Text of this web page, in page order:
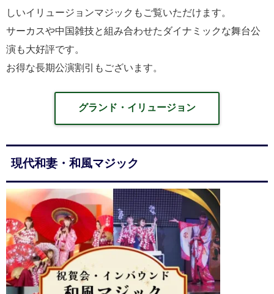
しいイリュージョンマジックもご覧いただけます。
サーカスや中国雑技と組み合わせたダイナミックな舞台公
演も大好評です。
お得な長期公演割引もございます。
グランド・イリュージョン
現代和妻・和風マジック